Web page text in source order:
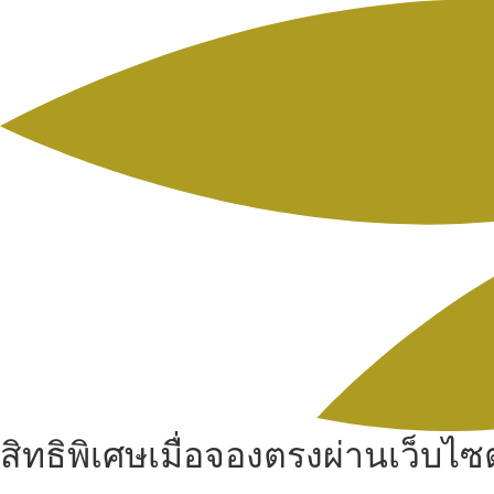
สิทธิพิเศษเมื่อจองตรงผ่านเว็บไ